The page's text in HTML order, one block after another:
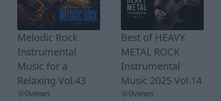
Melodic Rock
Instrumental
Music for a
Relaxing Vol.43
0views
Best of HEAVY
METAL ROCK
Instrumental
Music 2025 Vol.14
0views